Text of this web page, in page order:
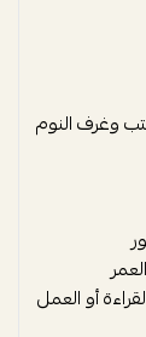
وغرف النوم
أو العمل